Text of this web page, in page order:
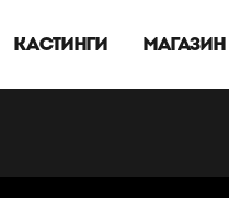
КАСТИНГИ МАГАЗИН